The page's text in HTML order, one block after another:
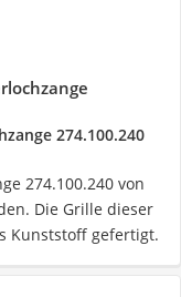
‎274.100.240
‎274.100.240 von
Die Grille dieser
Kunststoff gefertigt.